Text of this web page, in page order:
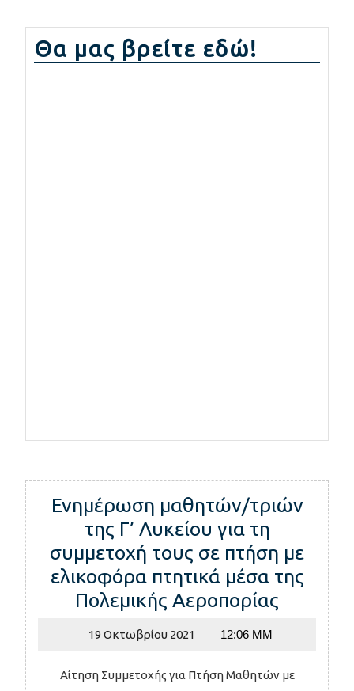
Θα μας βρείτε εδώ!
Ενημέρωση μαθητών/τριών
της Γ’ Λυκείου για τη
συμμετοχή τους σε πτήση με
ελικοφόρα πτητικά μέσα της
Πολεμικής Αεροπορίας
τριών
της
19 Οκτωβρίου 2021
2021
12:06 ΜΜ
Αίτηση Συμμετοχής για Πτήση Μαθητών με